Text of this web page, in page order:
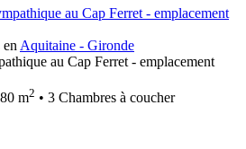
Aquitaine - Gironde
au Cap Ferret - emplacement
m2 • 3 Chambres à coucher